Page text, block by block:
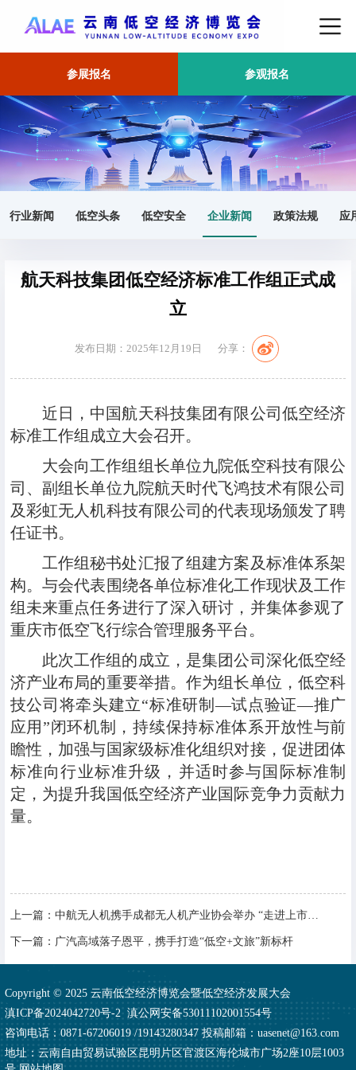
参展报名 参观报名
行业新闻 低空头条 低空安全 企业新闻 政策法规 应
首页 企业新闻 正文
航天科技集团低空经济标准工作组正式成
立
发布日期：2025年12月19日 分享：
近日，中国航天科技集团有限公司低空经济
标准工作组成立大会召开。
大会向工作组组长单位九院低空科技有限公
司、副组长单位九院航天时代飞鸿技术有限公司
及彩虹无人机科技有限公司的代表现场颁发了聘
任证书。
工作组秘书处汇报了组建方案及标准体系架
构。与会代表围绕各单位标准化工作现状及工作
组未来重点任务进行了深入研讨，并集体参观了
重庆市低空飞行综合管理服务平台。
此次工作组的成立，是集团公司深化低空经
济产业布局的重要举措。作为组长单位，低空科
技公司将牵头建立“标准研制—试点验证—推广
应用”闭环机制，持续保持标准体系开放性与前
瞻性，加强与国家级标准化组织对接，促进团体
标准向行业标准升级，并适时参与国际标准制
定，为提升我国低空经济产业国际竞争力贡献力
量。
上一篇： 中航无人机携手成都无人机产业协会举办 “走进上市企业”活动
下一篇： 广汽高域落子恩平，携手打造“低空+文旅”新标杆
Copyright © 2025 云南低空经济博览会暨低空经济发展大会
滇ICP备2024042720号-2滇公网安备53011102001554号
咨询电话：0871-67206019 /19143280347 投稿邮箱：uasenet@163.com
地址：云南自由贸易试验区昆明片区官渡区海伦城市广场2座10层1003